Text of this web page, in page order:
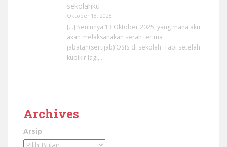
sekolahku
Oktober 18, 2025
[…] Seninnya 13 Oktober 2025, yang mana aku
akan melaksanakan serah terima
jabatan(sertijab) OSIS di sekolah. Tapi setelah
kupikir lagi,…
Archives
Arsip